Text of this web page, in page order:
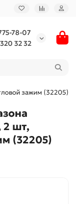
78-07
32 32
зажим (32205)
2 шт,
(32205)